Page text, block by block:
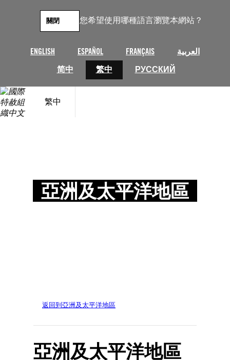
您希望使用哪種語言瀏覽本網站？
ENGLISH ESPAÑOL FRANÇAIS
العربية
简中
繁中 РУССКИЙ
關閉
繁中
亞洲及太平洋地區
返回到亞洲及太平洋地區
亞洲及太平洋地區